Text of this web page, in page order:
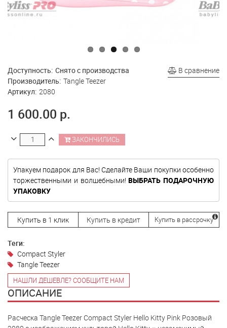
В сравнение
Доступность: Снято с производства
Производитель: Tangle Teezer
Артикул: 2080
1 600.00 р.
ЗАКОНЧИЛИСЬ
Упакуем подарок для Вас! Сделайте Ваши покупки особенно
торжественными и волшебными!ВЫБРАТЬ ПОДАРОЧНУЮ
УПАКОВКУ
Купить в 1 клик Купить в кредит Купить в рассрочку
Теги:
Compact Styler
Tangle Teezer
НАШЛИ ДЕШЕВЛЕ? СООБЩИТЕ НАМ
ОПИСАНИЕ
Расческа Tangle Teezer Compact Styler Hello Kitty Pink Розовый